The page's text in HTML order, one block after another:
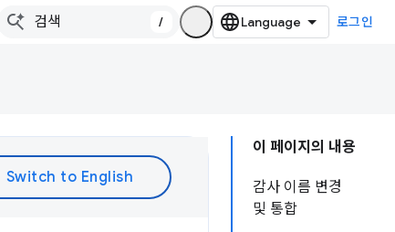
/ 로그인
이 페이지의 내용
감사 이름 변경
및 통합